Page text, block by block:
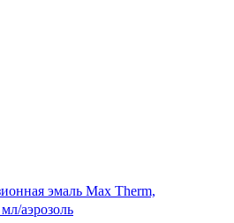
эмаль Max Therm,
аэрозоль